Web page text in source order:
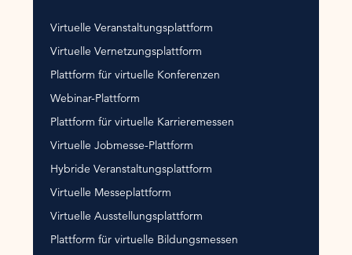
Virtuelle Veranstaltungsplattform
Virtuelle Vernetzungsplattform
Plattform für virtuelle Konferenzen
Webinar-Plattform
Plattform für virtuelle Karrieremessen
Virtuelle Jobmesse-Plattform
Hybride Veranstaltungsplattform
Virtuelle Messeplattform
Virtuelle Ausstellungsplattform
Plattform für virtuelle Bildungsmessen